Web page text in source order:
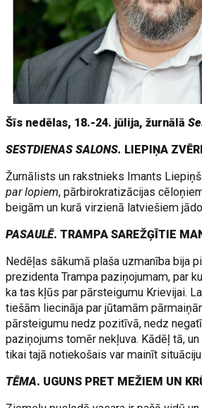
Šīs nedēlas, 18.-24. jūlija, žurnālā
SESTDIENAS SALONS. LIEPIŅA
Žurnālists un rakstnieks Imants
par lopiem, pārbirokratizācijas
beigām un kurā virzienā latviešiem
PASAULĒ. TRAMPA SAREŽĢĪTIE
Nedēļas sākumā plaša uzmanība bija
prezidenta Trampa paziņojumam, par
ka tas kļūs par pārsteigumu Krievijai.
tiešām liecināja par jūtamām
pārsteigumu nedz pozitīvā, nedz
paziņojums tomēr nekļuva. Kādēļ tā,
tikai tajā notiekošais var mainīt
TĒMA. UGUNS PRET MEŽIEM UN